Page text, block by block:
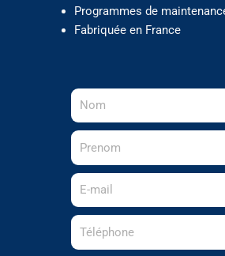
Programmes de
Fabriquée en France
Nom
Prenom
E-
mail
Téléphone